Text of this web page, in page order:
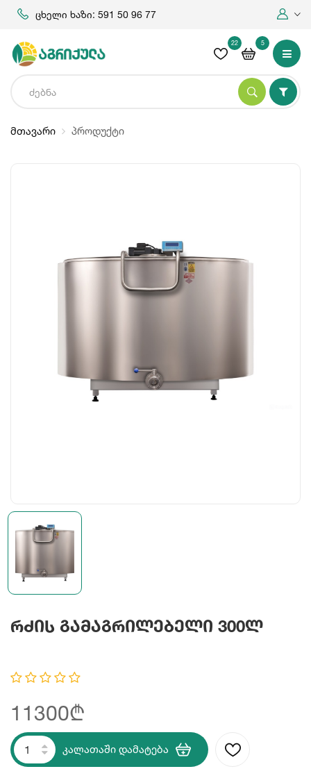
ცხელი ხაზი: 591 50 96 77
22 5
მთავარი პროდუქტი
Რძის Გამაგრილებელი 300ლ
11300₾
კალათაში დამატება